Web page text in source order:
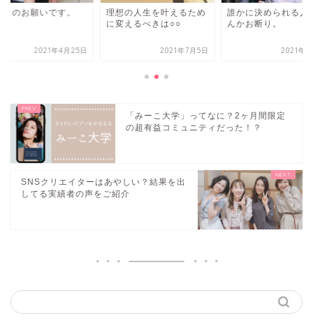
らのお願いです。
2021年4月25日
理想の人生を叶えるため
に変えるべきは○○
2021年7月5日
誰かに決められる人
んかお断り。
2021年8
「みーこ大学」ってなに？2ヶ月間限定
の超有益コミュニティだった！？
SNSクリエイターはあやしい？結果を出
してる実績者の声をご紹介